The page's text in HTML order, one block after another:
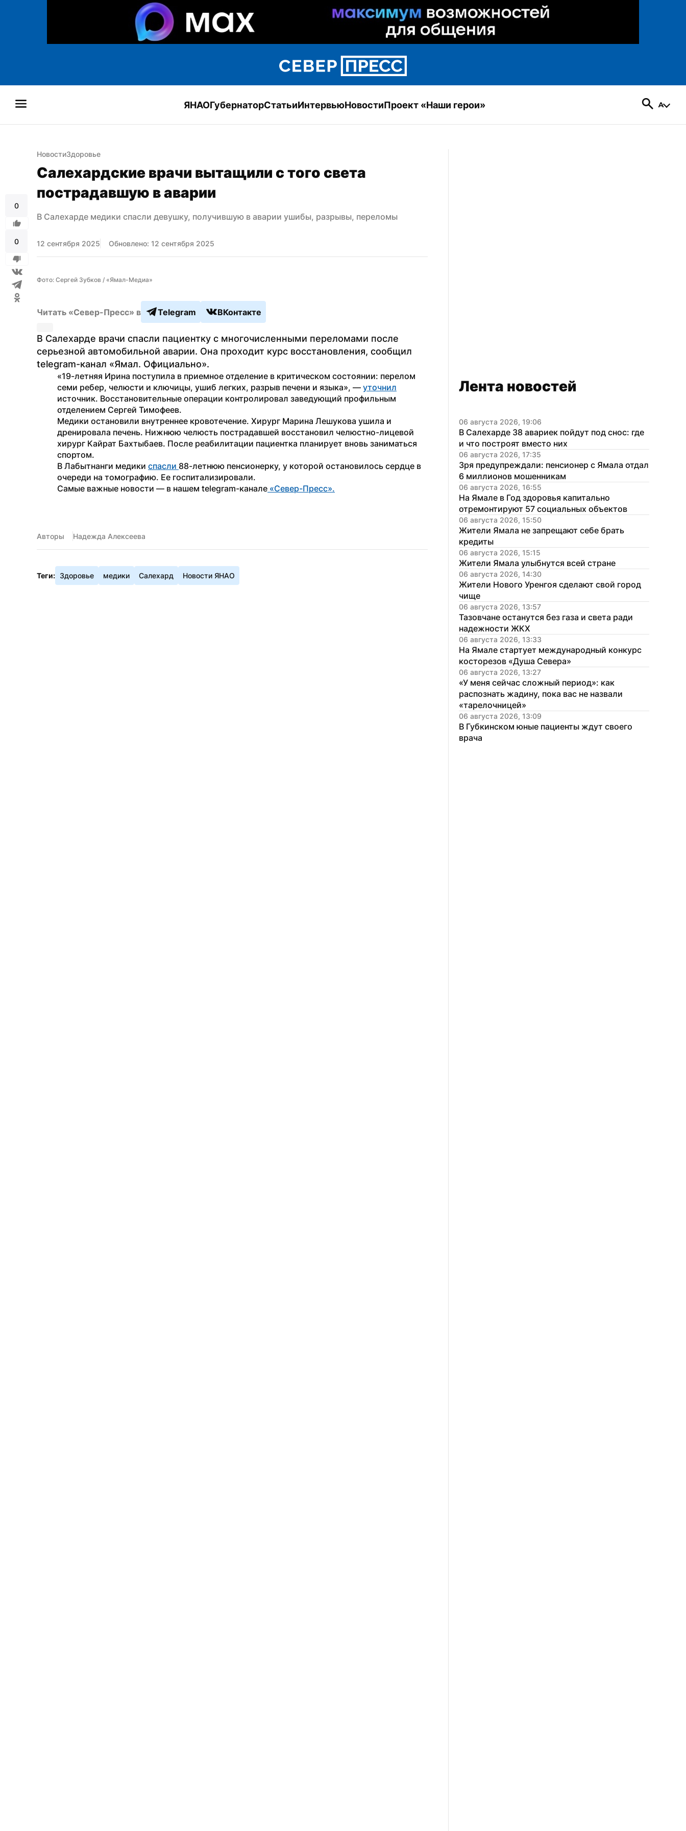
ЯНАОГубернаторСтатьиИнтервьюНовостиПроект «Наши герои»
0
0
НовостиЗдоровье
Салехардские врачи вытащили с того света
пострадавшую в аварии
В Салехарде медики спасли девушку, получившую в аварии ушибы, разрывы, переломы
12 сентября 2025 Обновлено: 12 сентября 2025
Фото: Сергей Зубков / «Ямал-Медиа»
Читать «Север-Пресс» в Telegram ВКонтакте
В Салехарде врачи спасли пациентку с многочисленными переломами после
серьезной автомобильной аварии. Она проходит курс восстановления, сообщил
telegram-канал «Ямал. Официально».
«19-летняя Ирина поступила в приемное отделение в критическом состоянии: перелом
семи ребер, челюсти и ключицы, ушиб легких, разрыв печени и языка», — уточнил
источник. Восстановительные операции контролировал заведующий профильным
отделением Сергей Тимофеев.
Медики остановили внутреннее кровотечение. Хирург Марина Лешукова ушила и
дренировала печень. Нижнюю челюсть пострадавшей восстановил челюстно-лицевой
хирург Кайрат Бахтыбаев. После реабилитации пациентка планирует вновь заниматься
спортом.
В Лабытнанги медики спасли 88-летнюю пенсионерку, у которой остановилось сердце в
очереди на томографию. Ее госпитализировали.
Самые важные новости — в нашем telegram-канале «Север-Пресс».
Авторы Надежда Алексеева
Теги: Здоровье медики Салехард Новости ЯНАО
Лента новостей
06 августа 2026, 19:06
В Салехарде 38 авариек пойдут под снос: где
и что построят вместо них
06 августа 2026, 17:35
Зря предупреждали: пенсионер с Ямала отдал
6 миллионов мошенникам
06 августа 2026, 16:55
На Ямале в Год здоровья капитально
отремонтируют 57 социальных объектов
06 августа 2026, 15:50
Жители Ямала не запрещают себе брать
кредиты
06 августа 2026, 15:15
Жители Ямала улыбнутся всей стране
06 августа 2026, 14:30
Жители Нового Уренгоя сделают свой город
чище
06 августа 2026, 13:57
Тазовчане останутся без газа и света ради
надежности ЖКХ
06 августа 2026, 13:33
На Ямале стартует международный конкурс
косторезов «Душа Севера»
06 августа 2026, 13:27
«У меня сейчас сложный период»: как
распознать жадину, пока вас не назвали
«тарелочницей»
06 августа 2026, 13:09
В Губкинском юные пациенты ждут своего
врача